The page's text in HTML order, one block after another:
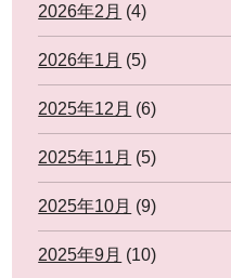
2026年2月 (4)
2026年1月 (5)
2025年12月 (6)
2025年11月 (5)
2025年10月 (9)
2025年9月 (10)